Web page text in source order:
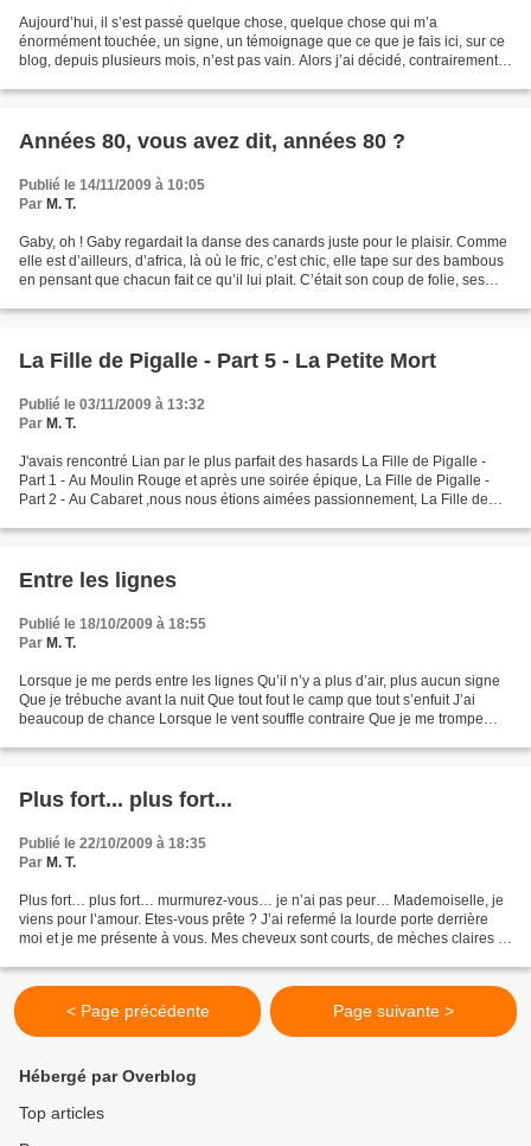
Aujourd’hui, il s’est passé quelque chose, quelque chose qui m’a
énormément touchée, un signe, un témoignage que ce que je fais ici, sur ce
blog, depuis plusieurs mois, n’est pas vain. Alors j’ai décidé, contrairement à
Années 80, vous avez dit, années 80 ?
Publié le 14/11/2009 à 10:05
Par M. T.
Gaby, oh ! Gaby regardait la danse des canards juste pour le plaisir. Comme
elle est d’ailleurs, d’africa, là où le fric, c’est chic, elle tape sur des bambous
en pensant que chacun fait ce qu’il lui plait. C’était son coup de folie, ses
La Fille de Pigalle - Part 5 - La Petite Mort
Publié le 03/11/2009 à 13:32
Par M. T.
J'avais rencontré Lian par le plus parfait des hasards La Fille de Pigalle -
Part 1 - Au Moulin Rouge et après une soirée épique, La Fille de Pigalle -
Part 2 - Au Cabaret ,nous nous étions aimées passionnement, La Fille de
Entre les lignes
Publié le 18/10/2009 à 18:55
Par M. T.
Lorsque je me perds entre les lignes Qu’il n’y a plus d’air, plus aucun signe
Que je trébuche avant la nuit Que tout fout le camp que tout s’enfuit J’ai
beaucoup de chance Lorsque le vent souffle contraire Que je me trompe
Plus fort... plus fort...
Publié le 22/10/2009 à 18:35
Par M. T.
Plus fort… plus fort… murmurez-vous… je n’ai pas peur… Mademoiselle, je
viens pour l’amour. Etes-vous prête ? J’ai refermé la lourde porte derrière
moi et je me présente à vous. Mes cheveux sont courts, de mèches claires et
< Page précédente Page suivante >
Hébergé par Overblog
Top articles